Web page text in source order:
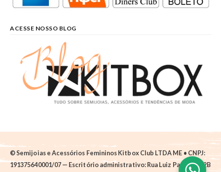
ACESSE NOSSO BLOG
© Semijoias e Acessórios Femininos Kitbox Club LTDA ME • CNPJ:
191375640001/07 — Escritório administrativo: Rua Luiz Pantano, 62B